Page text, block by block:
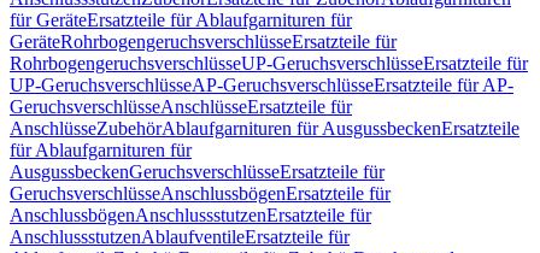
für GeräteErsatzteile für Ablaufgarnituren für
GeräteRohrbogengeruchsverschlüsseErsatzteile für
RohrbogengeruchsverschlüsseUP-GeruchsverschlüsseErsatzteile für
UP-GeruchsverschlüsseAP-GeruchsverschlüsseErsatzteile für AP-
GeruchsverschlüsseAnschlüsseErsatzteile für
AnschlüsseZubehörAblaufgarnituren für AusgussbeckenErsatzteile
für Ablaufgarnituren für
AusgussbeckenGeruchsverschlüsseErsatzteile für
GeruchsverschlüsseAnschlussbögenErsatzteile für
AnschlussbögenAnschlussstutzenErsatzteile für
AnschlussstutzenAblaufventileErsatzteile für